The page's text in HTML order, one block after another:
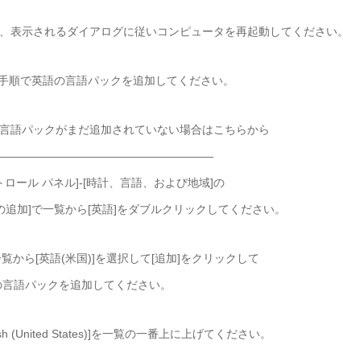
表示されるダイアログに従いコンピュータを再起動してください。
順で英語の言語パックを追加してください。
語パックがまだ追加されていない場合はこちらから
ロール パネル]-[時計、言語、および地域]の
加]で一覧から[英語]をダブルクリックしてください。
から[英語(米国)]を選択して[追加]をクリックして
語パックを追加してください。
(United States)]を一覧の一番上に上げてください。